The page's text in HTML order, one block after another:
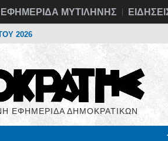
ΕΦΗΜΕΡΙΔΑ ΜΥΤΙΛΗΝΗΣ
2026
ΕΦΗΜΕΡΙΔΑ ΔΗΜΟΚΡΑΤΙΚΩΝ